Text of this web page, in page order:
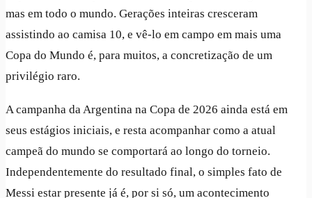
mas em todo o mundo. Gerações inteiras cresceram
assistindo ao camisa 10, e vê-lo em campo em mais uma
Copa do Mundo é, para muitos, a concretização de um
privilégio raro.
A campanha da Argentina na Copa de 2026 ainda está em
seus estágios iniciais, e resta acompanhar como a atual
campeã do mundo se comportará ao longo do torneio.
Independentemente do resultado final, o simples fato de
Messi estar presente já é, por si só, um acontecimento